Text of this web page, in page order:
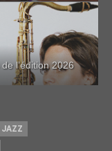
l’édition 2026
JAZZ